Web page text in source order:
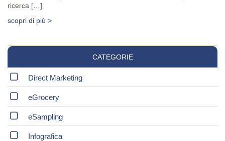
ricerca […]
scopri di più >
CATEGORIE
Direct Marketing
eGrocery
eSampling
Infografica